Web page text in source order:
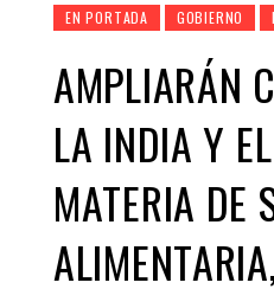
EN PORTADA GOBIERNO
AMPLIARÁN
LA INDIA Y
MATERIA DE